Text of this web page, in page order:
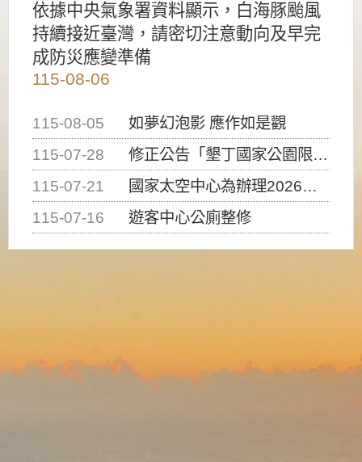
依據中央氣象署資料顯示，白海豚颱風
持續接近臺灣，請密切注意動向及早完
成防災應變準備
115-08-06
115-08-05
如夢幻泡影 應作如是觀
115-07-28
修正公告「墾丁國家公園限制水域遊憩活動之種類、範圍、時間及行為」，自即日生效。
115-07-21
國家太空中心為辦理2026台灣盃火箭競賽，陸、海、空域警戒及協調相關事宜，因颱風備案事宜
115-07-16
遊客中心公廁整修